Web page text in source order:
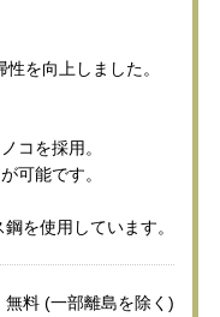
を向上しました。
コを採用。
可能です。
を使用しています。
無料 (一部離島を除く)